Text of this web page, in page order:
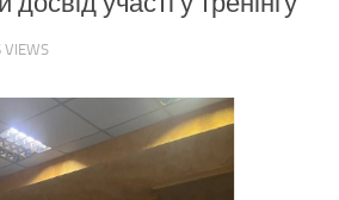
VIEWS